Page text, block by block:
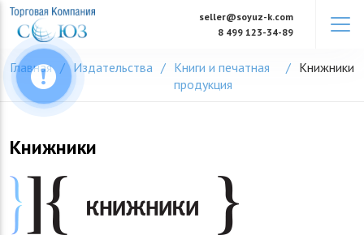
Skip
content
seller@soyuz-k.com
8 499 123-34-89
Главная Издательства
Книги и печатная
продукция
Книжники
Книжники